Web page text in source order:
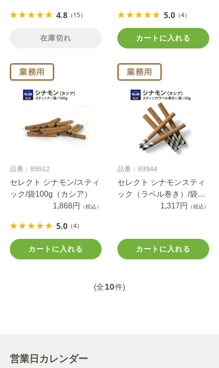
4.8 （15）
在庫切れ
5.0 （4）
カートに入れる
品番：89912
セレクト シナモン/スティ
ック/袋100g（カシア）
1,868円
（税込）
5.0 （4）
カートに入れる
品番：89944
セレクト シナモンスティ
ック（ラベル巻き）/袋
65g（カシア）1,317円 （税込）
カートに入れる
(全10件)
営業日カレンダー